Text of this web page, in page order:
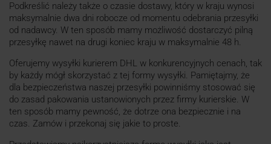
Podkreślić należy także o czasie dostawy, który w kraju wynosi
maksymalnie dwa dni robocze od momentu odebrania przesyłki
od nadawcy. W ten sposób mamy możliwość dostarczyć pilną
przesyłkę nawet na drugi koniec kraju w maksymalnie 48 h.
Oferujemy wysyłki kurierem DHL w konkurencyjnych cenach, tak
by każdy mógł skorzystać z tej formy wysyłki. Pamiętajmy, że
dla bezpieczeństwa naszej przesyłki powinniśmy stosować się
do zasad pakowania ustanowionych przez firmy kurierskie. W
ten sposób mamy pewność, że dotrze ona bezpiecznie i na
czas. Zamów i przekonaj się jakie to proste.